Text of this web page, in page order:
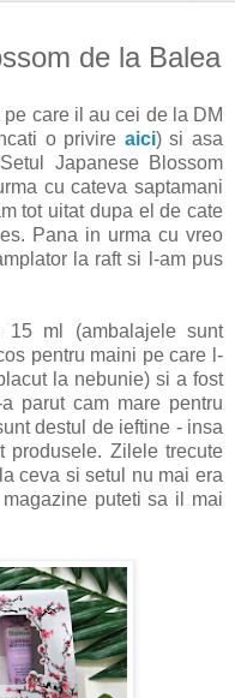
de la Balea
care il au cei de la DM
o privire aici) si asa
Japanese Blossom
cu cateva saptamani
tot uitat dupa el de cate
Pana in urma cu vreo
la raft si l-am pus
ml (ambalajele sunt
pentru maini pe care l-
la nebunie) si a fost
parut cam mare pentru
destul de ieftine - insa
produsele. Zilele trecute
ceva si setul nu mai era
puteti sa il mai